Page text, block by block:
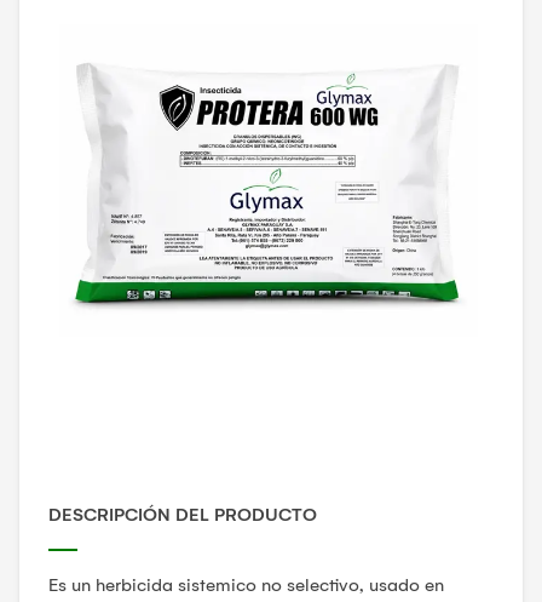
DESCRIPCIÓN DEL PRODUCTO
Es un herbicida sistemico no selectivo, usado en